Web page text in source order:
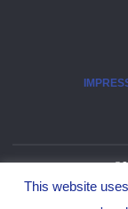
This website